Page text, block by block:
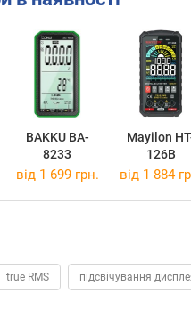
BAKKU BA-
8233
Mayilon
126B
від 1 699 грн. від 1 884
true RMS підсвічування